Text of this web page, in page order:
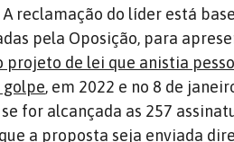
reclamação do líder está
pela Oposição, para
projeto de lei que anistia
, em 2022 e no 8 de
for alcançada as 257
a proposta seja enviada